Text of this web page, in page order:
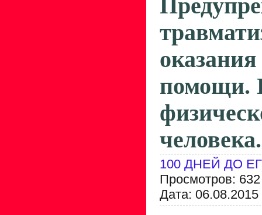
помощи.
человека.
100 ДНЕЙ ДО
Просмотров:
Дата: 06.08.2015